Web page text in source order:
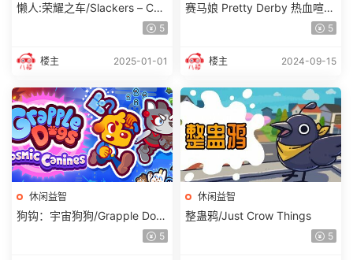
懒人:荣耀之车/Slackers – Cart
5
楼主 2025-01-01
赛马娘 Pretty Derby 热血喧闹
大感谢祭！ 单机/同屏多人
5
楼主 2024-09-15
休闲益智
狗钩：宇宙狗狗/Grapple Dog
5
休闲益智
整蛊鸦/Just Crow Things
5